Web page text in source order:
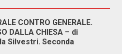
CONTRO GENERALE.
DALLA CHIESA – di
Silvestri. Seconda